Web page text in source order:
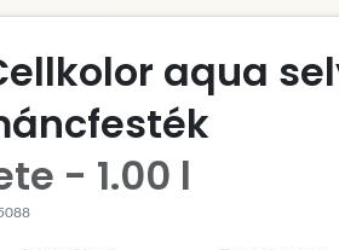
aqua
- 1.00 l